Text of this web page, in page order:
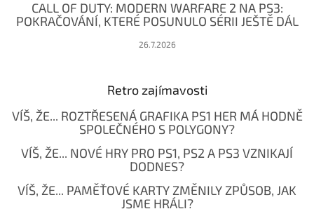
CALL OF DUTY: MODERN WARFARE 2 NA PS3:
POKRAČOVÁNÍ, KTERÉ POSUNULO SÉRII JEŠTĚ DÁL
26.7.2026
Retro zajímavosti
VÍŠ, ŽE... ROZTŘESENÁ GRAFIKA PS1 HER MÁ HODNĚ
SPOLEČNÉHO S POLYGONY?
VÍŠ, ŽE... NOVÉ HRY PRO PS1, PS2 A PS3 VZNIKAJÍ
DODNES?
VÍŠ, ŽE... PAMĚŤOVÉ KARTY ZMĚNILY ZPŮSOB, JAK
JSME HRÁLI?